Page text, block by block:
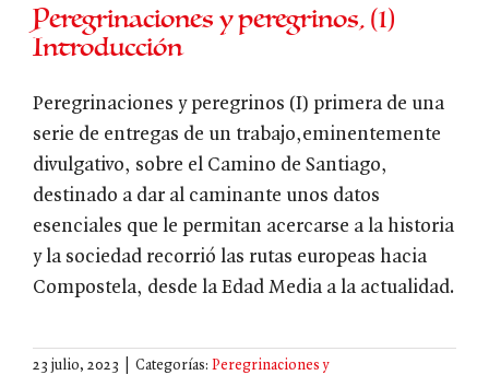
Peregrinaciones y peregrinos, (1)
Introducción
Peregrinaciones y peregrinos (I) primera de una
serie de entregas de un trabajo,eminentemente
divulgativo, sobre el Camino de Santiago,
destinado a dar al caminante unos datos
esenciales que le permitan acercarse a la historia
y la sociedad recorrió las rutas europeas hacia
Compostela, desde la Edad Media a la actualidad.
23 julio, 2023 Categorías: Peregrinaciones y